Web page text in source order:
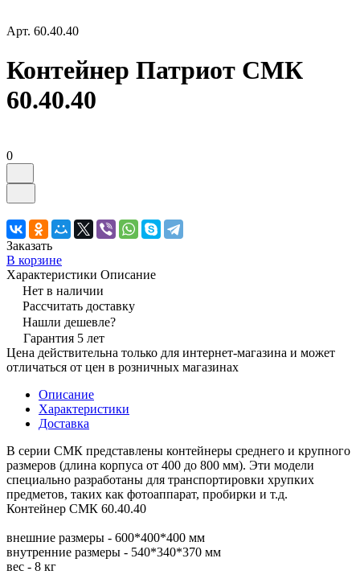
Арт. 60.40.40
Контейнер Патриот СМК
60.40.40
0
Заказать
В корзине
Характеристики Описание
Нет в наличии
Рассчитать доставку
Нашли дешевле?
Гарантия 5 лет
Цена действительна только для интернет-магазина и может
отличаться от цен в розничных магазинах
Описание
Характеристики
Доставка
В серии СМК представлены контейнеры среднего и крупного
размеров (длина корпуса от 400 до 800 мм). Эти модели
специально разработаны для транспортировки хрупких
предметов, таких как фотоаппарат, пробирки и т.д.
Контейнер СМК 60.40.40
внешние размеры - 600*400*400 мм
внутренние размеры - 540*340*370 мм
вес - 8 кг